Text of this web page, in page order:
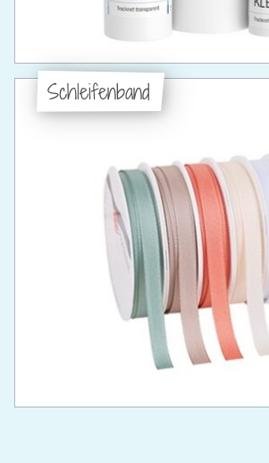
Schleifenband